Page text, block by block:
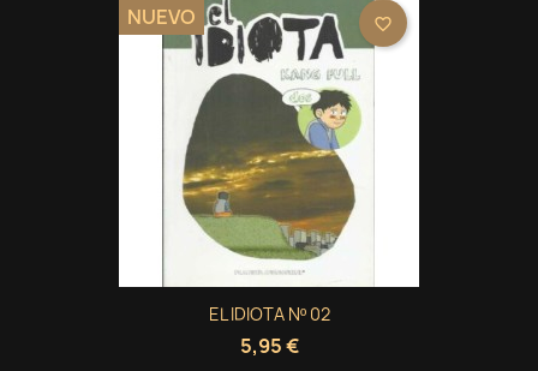
EL IDIOTA Nº 02
5,95 €
NUEVO favorite_border